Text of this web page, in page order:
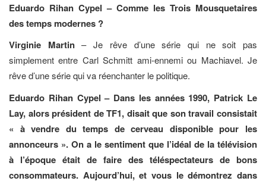
Eduardo Rihan Cypel – Comme les Trois Mousquetaires
des temps modernes ?
Virginie Martin– Je rêve d’une série qui ne soit pas
simplement entre Carl Schmitt ami-ennemi ou Machiavel. Je
rêve d’une série qui va réenchanter le politique.
Eduardo Rihan Cypel – Dans les années 1990, Patrick Le
Lay, alors président de TF1, disait que son travail consistait
« à vendre du temps de cerveau disponible pour les
annonceurs ». On a le sentiment que l’idéal de la télévision
à l’époque était de faire des téléspectateurs de bons
consommateurs. Aujourd’hui, et vous le démontrez dans